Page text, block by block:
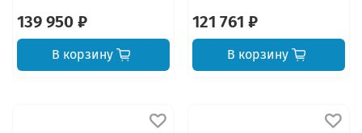
139 950 ₽
В корзину
121 761 ₽
В корзину